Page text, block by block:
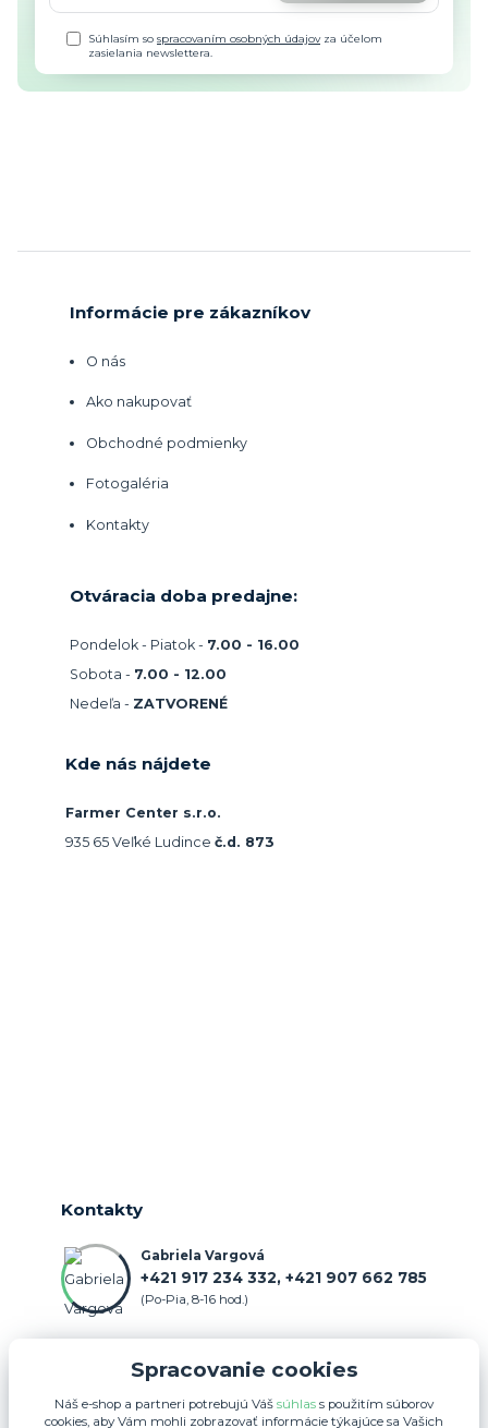
Súhlasím sospracovaním osobných údajovza účelom
zasielania newslettera.
Informácie pre zákazníkov
O nás
Ako nakupovať
Obchodné podmienky
Fotogaléria
Kontakty
Otváracia doba predajne:
Pondelok - Piatok - 7.00 - 16.00
Sobota - 7.00 - 12.00
Nedeľa - ZATVORENÉ
Kde nás nájdete
Farmer Center s.r.o.
935 65 Veľké Ludince č.d. 873
Kontakty
Gabriela Vargová
+421 917 234 332, +421 907 662 785
(Po-Pia, 8-16 hod.)
Spracovanie cookies
Náš e-shop a partneri potrebujú Váš súhlas s použitím súborov
cookies, aby Vám mohli zobrazovať informácie týkajúce sa Vašich